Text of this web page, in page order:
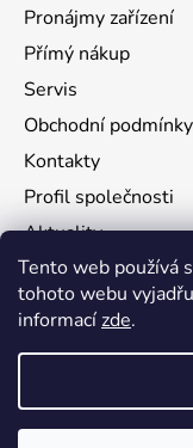
Tento web používá
tohoto webu
informacízde.
Pronájmy zařízení
Přímý nákup
Servis
Obchodní podmínky
Kontakty
Profil společnosti
Aktuality
Ochrana osobních
Ke stažení